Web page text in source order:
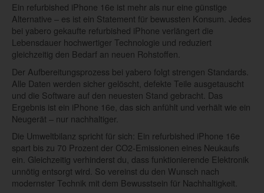
Ein refurbished iPhone 16e ist mehr als nur eine günstige
Alternative – es ist ein Statement für bewussten Konsum. Jedes
bei yabero gekaufte refurbished iPhone verlängert die
Lebensdauer hochwertiger Technologie und reduziert
gleichzeitig den Bedarf an neuen Rohstoffen.
Der Aufbereitungsprozess bei yabero folgt strengen Standards.
Alle Daten werden sicher gelöscht, defekte Teile ausgetauscht
und die Software auf den neuesten Stand gebracht. Das
Ergebnis ist ein iPhone 16e, das sich anfühlt und verhält wie ein
Neugerät – nur nachhaltiger.
Die Umweltbilanz spricht für sich: Ein refurbished iPhone 16e
spart bis zu 70 Prozent der CO2-Emissionen eines Neukaufs
ein. Gleichzeitig verhinderst du, dass funktionierende Elektronik
unnötig entsorgt wird. So vereinst du den Wunsch nach
modernster Technik mit dem Bewusstsein für Nachhaltigkeit.